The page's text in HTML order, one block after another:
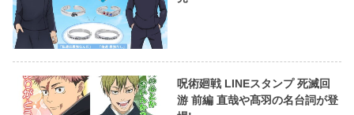
呪術廻戦 LINEスタンプ 死滅回
游 前編 直哉や髙羽の名台詞が登